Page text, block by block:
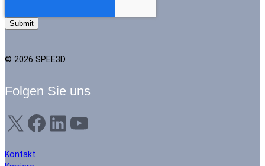
© 2026 SPEE3D
Folgen Sie uns
X Facebook LinkedIn YouTube
Kontakt